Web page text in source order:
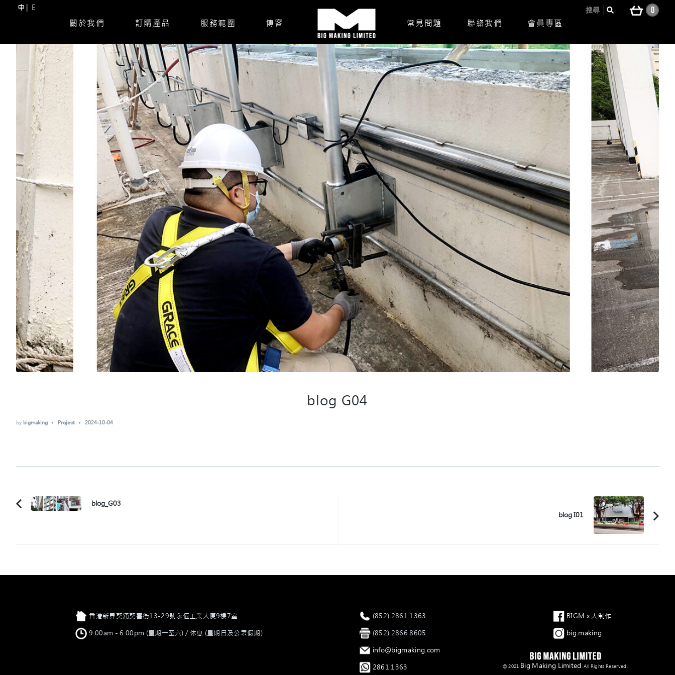
Skip
content
中 E
關於我們 訂購產品 服務範圍 博客 常見問題 聯絡我們 會員專區
搜尋 0
blog G04
by bigmaking Project 2024-10-04
PostPrevious
blog_G03
blog I01
香港新界葵涌葵喜街13-29號永恆工業大廈9樓7室
9:00am - 6:00pm (星期一至六) / 休息 (星期日及公眾假期)
(852) 2861 1363
(852) 2866 8605
info@bigmaking.com
2861 1363
BIGM x 大制作
big.making
© 2021 Big Making Limited. All Rights Reserved.